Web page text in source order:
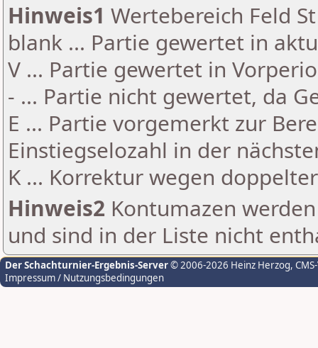
Hinweis1 Wertebereich Feld
blank ... Partie gewertet in
V ... Partie gewertet in
- ... Partie nicht gewertet, da
E ... Partie vorgemerkt zur
Einstiegselozahl in der
K ... Korrektur wegen
Hinweis2 Kontumazen
und sind in der Liste nicht
Der Schachturnier-Ergebnis-Server© 2006-2026 Heinz Herzog,
Impressum / Nutzungsbedingungen